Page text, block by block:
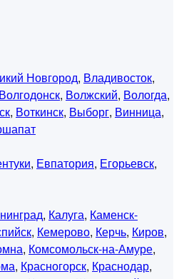
Новгород, Владивосток,
Волгодонск, Волжский, Вологда,
, Воткинск, Выборг, Винница,
, Евпатория, Егорьевск,
, Калуга, Каменск-
, Кемерово, Керчь, Киров,
, Комсомольск-на-Амуре,
, Красногорск, Краснодар,